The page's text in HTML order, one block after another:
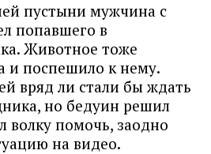
пустыни мужчина с
попавшего в
Животное тоже
и поспешило к нему.
вряд ли стали бы ждать
но бедуин решил
волку помочь, заодно
на видео.